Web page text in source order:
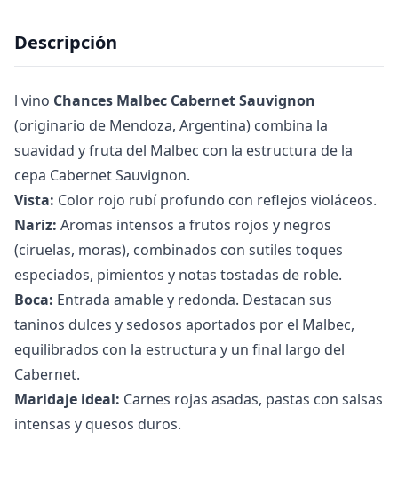
Descripción
l vino Chances Malbec Cabernet Sauvignon
(originario de Mendoza, Argentina) combina la
suavidad y fruta del Malbec con la estructura de la
cepa Cabernet Sauvignon.
Vista: Color rojo rubí profundo con reflejos violáceos.
Nariz: Aromas intensos a frutos rojos y negros
(ciruelas, moras), combinados con sutiles toques
especiados, pimientos y notas tostadas de roble.
Boca: Entrada amable y redonda. Destacan sus
taninos dulces y sedosos aportados por el Malbec,
equilibrados con la estructura y un final largo del
Cabernet.
Maridaje ideal: Carnes rojas asadas, pastas con salsas
intensas y quesos duros.